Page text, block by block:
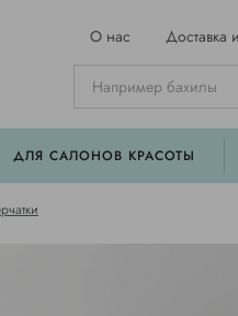
О нас Доставка
ДЛЯ САЛОНОВ КРАСОТЫ